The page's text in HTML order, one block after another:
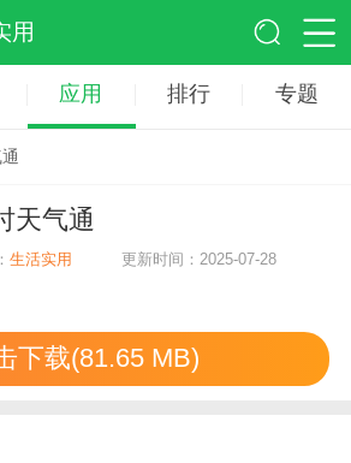
用
应用 排行 专题
天气通
生活实用 更新时间：2025-07-28
下载(81.65 MB)